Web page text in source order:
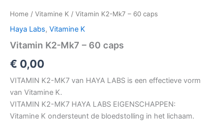
Home / Vitamine K / Vitamin K2-Mk7 – 60 caps
Haya Labs, Vitamine K
Vitamin K2-Mk7 – 60 caps
€ 0,00
VITAMIN K2-MK7 van HAYA LABS is een effectieve vorm
van Vitamine K.
VITAMIN K2-MK7 HAYA LABS EIGENSCHAPPEN:
Vitamine K ondersteunt de bloedstolling in het lichaam.